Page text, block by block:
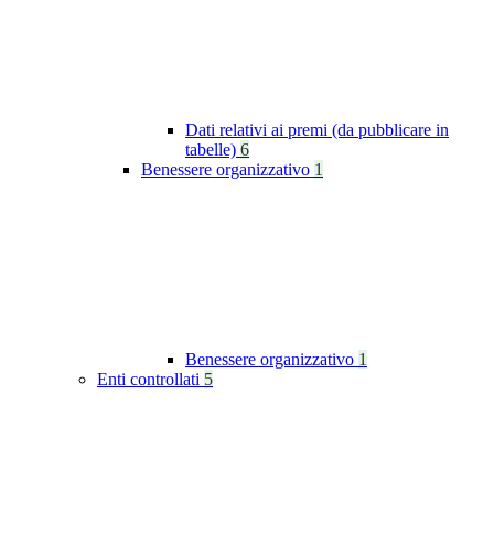
Dati relativi ai premi (da pubblicare in
tabelle) 6
Benessere organizzativo 1
Benessere organizzativo 1
Enti controllati 5